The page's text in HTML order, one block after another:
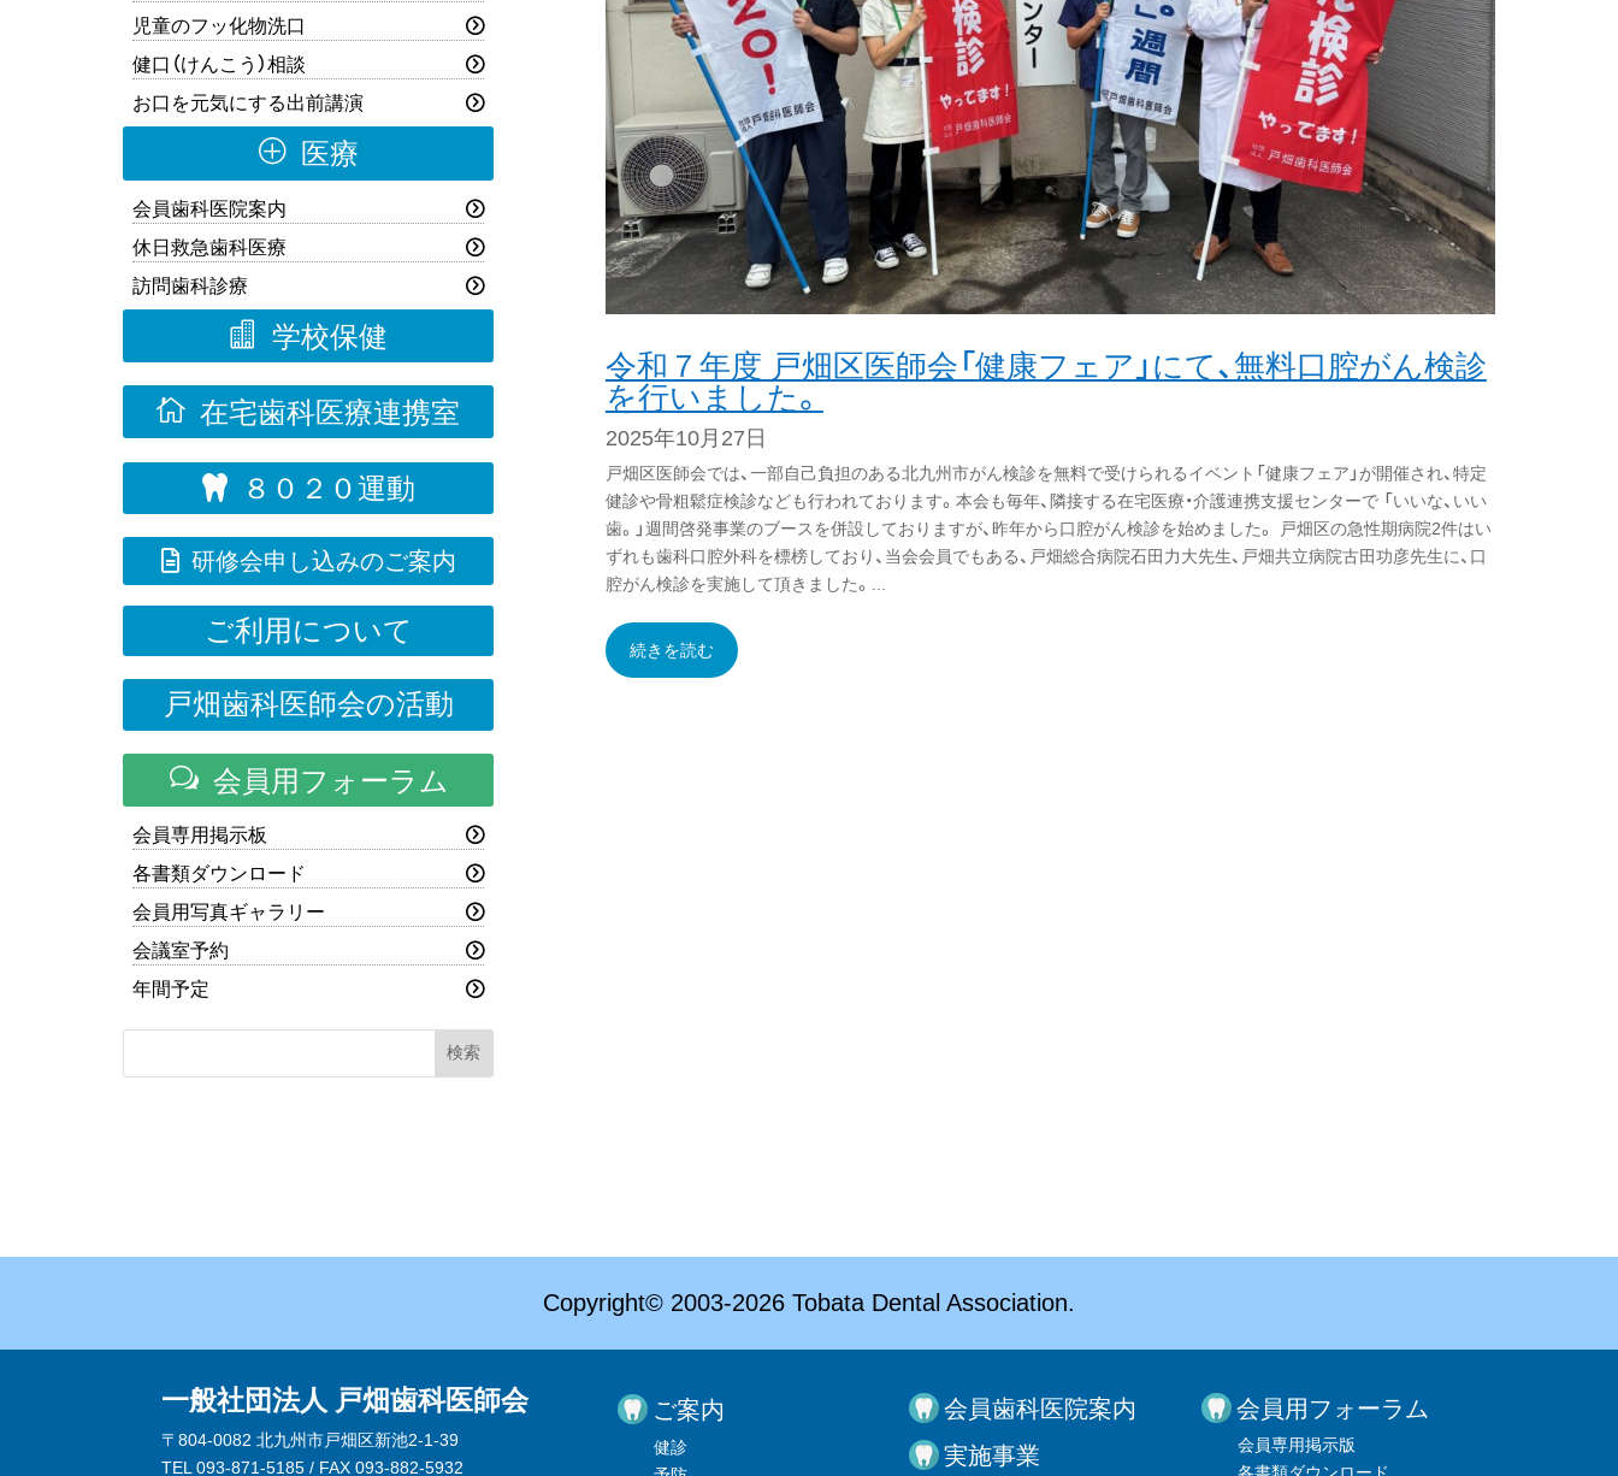
児童のフッ化物洗口
健口（けんこう）相談
お口を元気にする出前講演
P 医療
会員歯科医院案内
休日救急歯科医療
訪問歯科診療
 学校保健
 在宅歯科医療連携室
 ８０２０運動
 研修会申し込みのご案内
ご利用について
戸畑歯科医師会の活動
w 会員用フォーラム
会員専用掲示板
各書類ダウンロード
会員用写真ギャラリー
会議室予約
年間予定
令和７年度 戸畑区医師会「健康フェア」にて、無料口腔がん検診
を行いました。
2025年10月27日
戸畑区医師会では、一部自己負担のある北九州市がん検診を無料で受けられるイベント「健康フェア」が開催され、特定
健診や骨粗鬆症検診なども行われております。本会も毎年、隣接する在宅医療・介護連携支援センターで 「いいな、いい
歯。」週間啓発事業のブースを併設しておりますが、昨年から口腔がん検診を始めました。 戸畑区の急性期病院2件はい
ずれも歯科口腔外科を標榜しており、当会会員でもある、戸畑総合病院石田力大先生、戸畑共立病院古田功彦先生に、口
腔がん検診を実施して頂きました。...
続きを読む
Copyright© 2003-2026 Tobata Dental Association.
一般社団法人 戸畑歯科医師会
〒804-0082 北九州市戸畑区新池2-1-39
TEL 093-871-5185 / FAX 093-882-5932
ご案内
健診
会員歯科医院案内
実施事業
会員用フォーラム
会員専用掲示版
各書類ダウンロード